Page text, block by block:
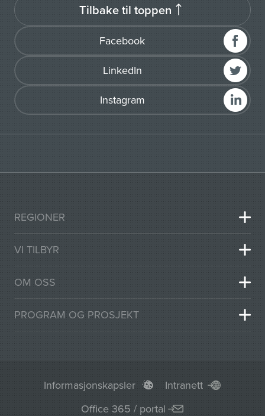
Facebook
LinkedIn
Instagram
Tilbake til toppen
REGIONER
VI TILBYR
OM OSS
PROGRAM OG PROSJEKT
Informasjonskapsler
Intranett
Office 365 / portal